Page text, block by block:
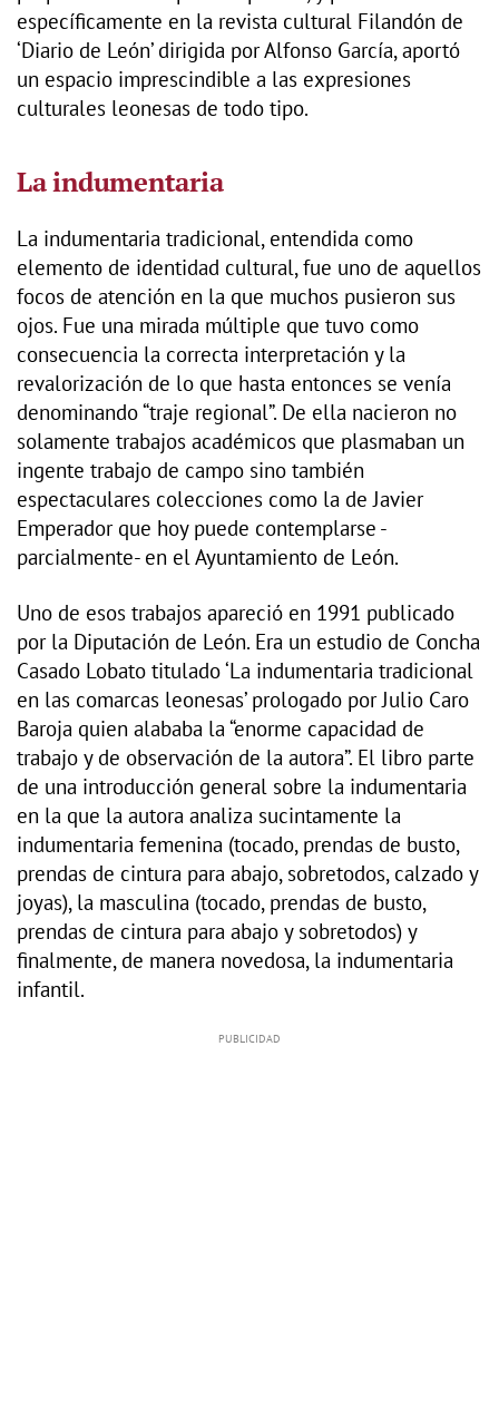
específicamente en la revista cultural Filandón de
‘Diario de León’ dirigida por Alfonso García, aportó
un espacio imprescindible a las expresiones
culturales leonesas de todo tipo.
La indumentaria
La indumentaria tradicional, entendida como
elemento de identidad cultural, fue uno de aquellos
focos de atención en la que muchos pusieron sus
ojos. Fue una mirada múltiple que tuvo como
consecuencia la correcta interpretación y la
revalorización de lo que hasta entonces se venía
denominando “traje regional”. De ella nacieron no
solamente trabajos académicos que plasmaban un
ingente trabajo de campo sino también
espectaculares colecciones como la de Javier
Emperador que hoy puede contemplarse -
parcialmente- en el Ayuntamiento de León.
Uno de esos trabajos apareció en 1991 publicado
por la Diputación de León. Era un estudio de Concha
Casado Lobato titulado ‘La indumentaria tradicional
en las comarcas leonesas’ prologado por Julio Caro
Baroja quien alababa la “enorme capacidad de
trabajo y de observación de la autora”. El libro parte
de una introducción general sobre la indumentaria
en la que la autora analiza sucintamente la
indumentaria femenina (tocado, prendas de busto,
prendas de cintura para abajo, sobretodos, calzado y
joyas), la masculina (tocado, prendas de busto,
prendas de cintura para abajo y sobretodos) y
finalmente, de manera novedosa, la indumentaria
infantil.